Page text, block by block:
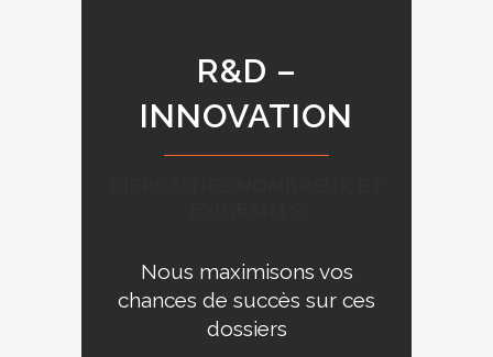
R&D –
INNOVATION
Nous maximisons vos
chances de succès sur ces
dossiers